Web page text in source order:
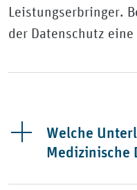
Leistungserbringer.
der Datenschutz
Welche
Medizinische